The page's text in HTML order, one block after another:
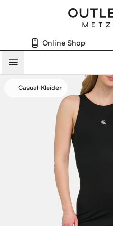
Online Shop
Menü
Casual-Kleider